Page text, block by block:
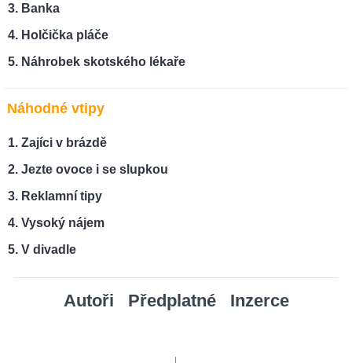
Banka
Holčička pláče
Náhrobek skotského lékaře
Náhodné vtipy
Zajíci v brázdě
Jezte ovoce i se slupkou
Reklamní tipy
Vysoký nájem
V divadle
Autoři Předplatné Inzerce